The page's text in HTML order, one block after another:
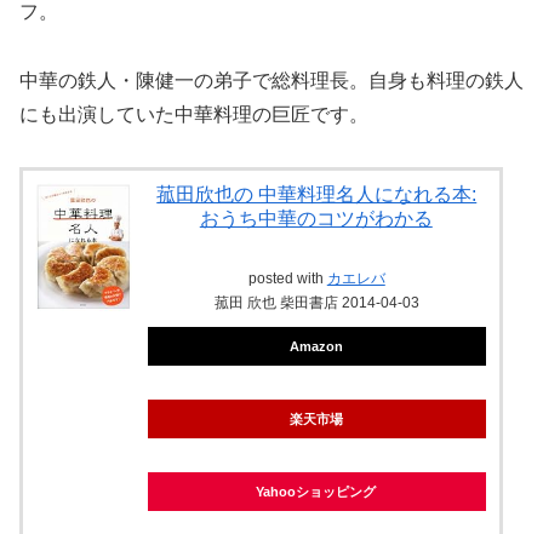
フ。
中華の鉄人・陳健一の弟子で総料理長。自身も料理の鉄人
にも出演していた中華料理の巨匠です。
菰田欣也の 中華料理名人になれる本:
おうち中華のコツがわかる
posted with カエレバ
菰田 欣也 柴田書店 2014-04-03
Amazon
楽天市場
Yahooショッピング